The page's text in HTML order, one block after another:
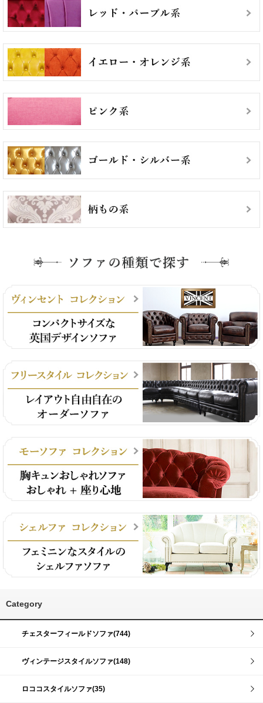
Category
チェスターフィールドソファ(744)
ヴィンテージスタイルソファ(148)
ロココスタイルソファ(35)